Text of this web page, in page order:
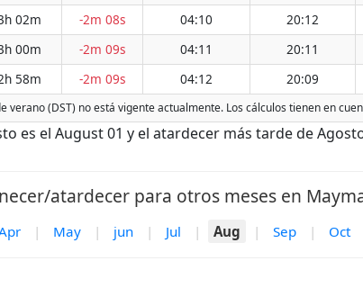
02m -2m 08s 04:10 20:12
00m -2m 09s 04:11 20:11
58m -2m 09s 04:12 20:09
(DST) no está vigente actualmente. Los cálculos tienen en
es el August 01 y el atardecer más tarde de
atardecer para otros meses en
| May | jun | Jul | Aug | Sep | Oct